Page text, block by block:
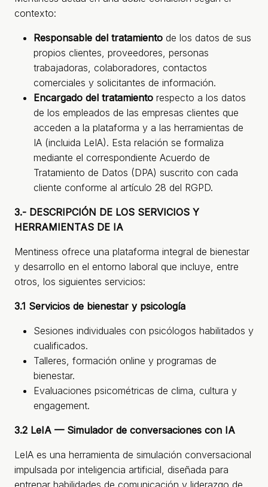
contexto:
Responsable del tratamiento de los datos de sus
propios clientes, proveedores, personas
trabajadoras, colaboradores, contactos
comerciales y solicitantes de información.
Encargado del tratamiento respecto a los datos
de los empleados de las empresas clientes que
acceden a la plataforma y a las herramientas de
IA (incluida LeIA). Esta relación se formaliza
mediante el correspondiente Acuerdo de
Tratamiento de Datos (DPA) suscrito con cada
cliente conforme al artículo 28 del RGPD.
3.- DESCRIPCIÓN DE LOS SERVICIOS Y
HERRAMIENTAS DE IA
Mentiness ofrece una plataforma integral de bienestar
y desarrollo en el entorno laboral que incluye, entre
otros, los siguientes servicios:
3.1 Servicios de bienestar y psicología
Sesiones individuales con psicólogos habilitados y
cualificados.
Talleres, formación online y programas de
bienestar.
Evaluaciones psicométricas de clima, cultura y
engagement.
3.2 LeIA — Simulador de conversaciones con IA
LeIA es una herramienta de simulación conversacional
impulsada por inteligencia artificial, diseñada para
entrenar habilidades de comunicación y liderazgo de